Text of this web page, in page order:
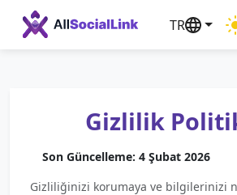
TR
Gizlilik
Son Güncelleme: 4 Şubat 2026
Gizliliğinizi korumaya ve bilgilerinizi